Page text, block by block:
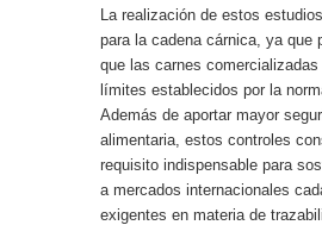
La realización de estos
para la cadena cárnica, ya que
que las carnes
límites establecidos por la
Además de aportar mayor
alimentaria, estos controles
requisito indispensable para
a mercados internacionales
exigentes en materia de